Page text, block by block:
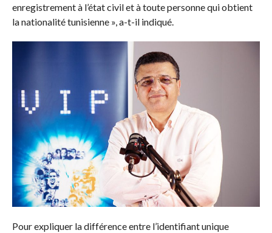
enregistrement à l’état civil et à toute personne qui obtient
la nationalité tunisienne », a-t-il indiqué.
Pour expliquer la différence entre l’identifiant unique